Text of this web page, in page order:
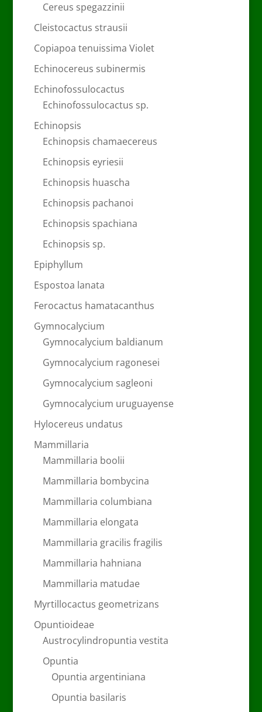
Cereus spegazzinii
Cleistocactus strausii
Copiapoa tenuissima Violet
Echinocereus subinermis
Echinofossulocactus
Echinofossulocactus sp.
Echinopsis
Echinopsis chamaecereus
Echinopsis eyriesii
Echinopsis huascha
Echinopsis pachanoi
Echinopsis spachiana
Echinopsis sp.
Epiphyllum
Espostoa lanata
Ferocactus hamatacanthus
Gymnocalycium
Gymnocalycium baldianum
Gymnocalycium ragonesei
Gymnocalycium sagleoni
Gymnocalycium uruguayense
Hylocereus undatus
Mammillaria
Mammillaria boolii
Mammillaria bombycina
Mammillaria columbiana
Mammillaria elongata
Mammillaria gracilis fragilis
Mammillaria hahniana
Mammillaria matudae
Myrtillocactus geometrizans
Opuntioideae
Austrocylindropuntia vestita
Opuntia
Opuntia argentiniana
Opuntia basilaris